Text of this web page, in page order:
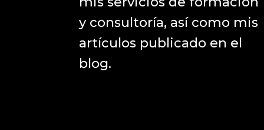
y consultoría, así como mis
artículos publicado en el
blog.